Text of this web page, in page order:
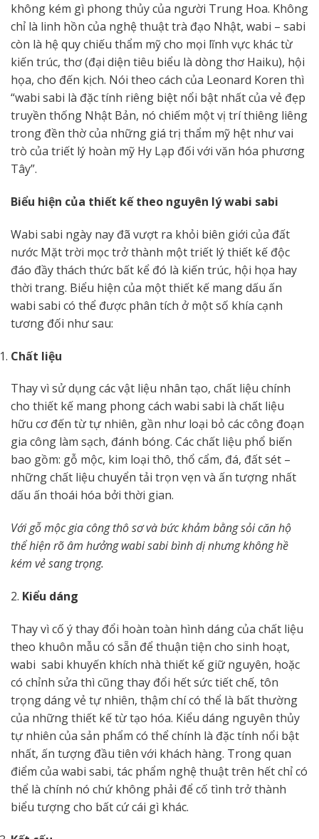
không kém gì phong thủy của người Trung Hoa. Không
chỉ là linh hồn của nghệ thuật trà đạo Nhật, wabi – sabi
còn là hệ quy chiếu thẩm mỹ cho mọi lĩnh vực khác từ
kiến trúc, thơ (đại diện tiêu biểu là dòng thơ Haiku), hội
họa, cho đến kịch. Nói theo cách của Leonard Koren thì
“wabi sabi là đặc tính riêng biệt nổi bật nhất của vẻ đẹp
truyền thống Nhật Bản, nó chiếm một vị trí thiêng liêng
trong đền thờ của những giá trị thẩm mỹ hệt như vai
trò của triết lý hoàn mỹ Hy Lạp đối với văn hóa phương
Tây”.
Biểu hiện của thiết kế theo nguyên lý wabi sabi
Wabi sabi ngày nay đã vượt ra khỏi biên giới của đất
nước Mặt trời mọc trở thành một triết lý thiết kế độc
đáo đầy thách thức bất kể đó là kiến trúc, hội họa hay
thời trang. Biểu hiện của một thiết kế mang dấu ấn
wabi sabi có thể được phân tích ở một số khía cạnh
tương đối như sau:
Chất liệu
Thay vì sử dụng các vật liệu nhân tạo, chất liệu chính
cho thiết kế mang phong cách wabi sabi là chất liệu
hữu cơ đến từ tự nhiên, gần như loại bỏ các công đoạn
gia công làm sạch, đánh bóng. Các chất liệu phổ biến
bao gồm: gỗ mộc, kim loại thô, thổ cẩm, đá, đất sét –
những chất liệu chuyển tải trọn vẹn và ấn tượng nhất
dấu ấn thoái hóa bởi thời gian.
Với gỗ mộc gia công thô sơ và bức khảm bằng sỏi căn hộ
thể hiện rõ âm hưởng wabi sabi bình dị nhưng không hề
kém vẻ sang trọng.
2. Kiểu dáng
Thay vì cố ý thay đổi hoàn toàn hình dáng của chất liệu
theo khuôn mẫu có sẵn để thuận tiện cho sinh hoạt,
wabi sabi khuyến khích nhà thiết kế giữ nguyên, hoặc
có chỉnh sửa thì cũng thay đổi hết sức tiết chế, tôn
trọng dáng vẻ tự nhiên, thậm chí có thể là bất thường
của những thiết kế từ tạo hóa. Kiểu dáng nguyên thủy
tự nhiên của sản phẩm có thể chính là đặc tính nổi bật
nhất, ấn tượng đầu tiên với khách hàng. Trong quan
điểm của wabi sabi, tác phẩm nghệ thuật trên hết chỉ có
thể là chính nó chứ không phải để cố tình trở thành
biểu tượng cho bất cứ cái gì khác.